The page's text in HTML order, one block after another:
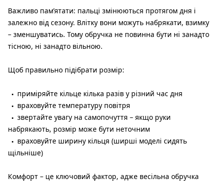
Важливо пам’ятати: пальці змінюються протягом дня і
залежно від сезону. Влітку вони можуть набрякати, взимку
– зменшуватись. Тому обручка не повинна бути ні занадто
тісною, ні занадто вільною.
Щоб правильно підібрати розмір:
приміряйте кільце кілька разів у різний час дня
враховуйте температуру повітря
звертайте увагу на самопочуття – якщо руки
набрякають, розмір може бути неточним
враховуйте ширину кільця (ширші моделі сидять
щільніше)
Комфорт – це ключовий фактор, адже весільна обручка